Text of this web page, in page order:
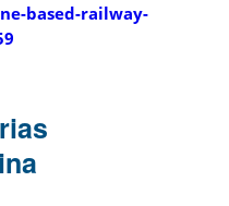
based-railway-